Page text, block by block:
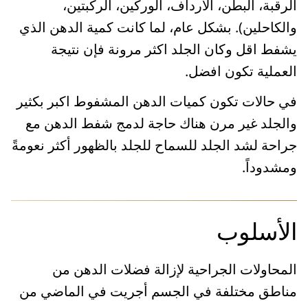
الرقبة، البطن، الأرداف، الوركين، الركبتين،
والكاحلين). بشكل عام، لما كانت كمية الدهن الذي
يشفط اقل وكان الجلد اكثر مرونة فإن نتيجة
العملية تكون افضل.
في حالات تكون كميات الدهن المشفوط اكبر بكثير
والجلد غير مرن هناك حاجة لدمج شفط الدهن مع
جراحة لشد الجلد للسماح للجلد بالظهور أكثر نعومةً
ومشدوداً.
الأسلوب
المحاولات الجراحية لإزالة فضلات الدهن من
مناطق مختلفة في الجسم أجريت في الماضي من